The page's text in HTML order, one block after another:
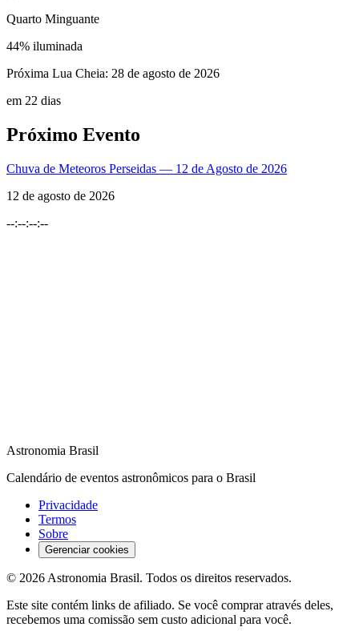
Quarto Minguante
44% iluminada
Próxima Lua Cheia: 28 de agosto de 2026
em 22 dias
Próximo Evento
Chuva de Meteoros Perseidas — 12 de Agosto de 2026
12 de agosto de 2026
--:--:--:--
Astronomia Brasil
Calendário de eventos astronômicos para o Brasil
Privacidade
Termos
Sobre
Gerenciar cookies
© 2026 Astronomia Brasil. Todos os direitos reservados.
Este site contém links de afiliado. Se você comprar através deles,
recebemos uma comissão sem custo adicional para você.